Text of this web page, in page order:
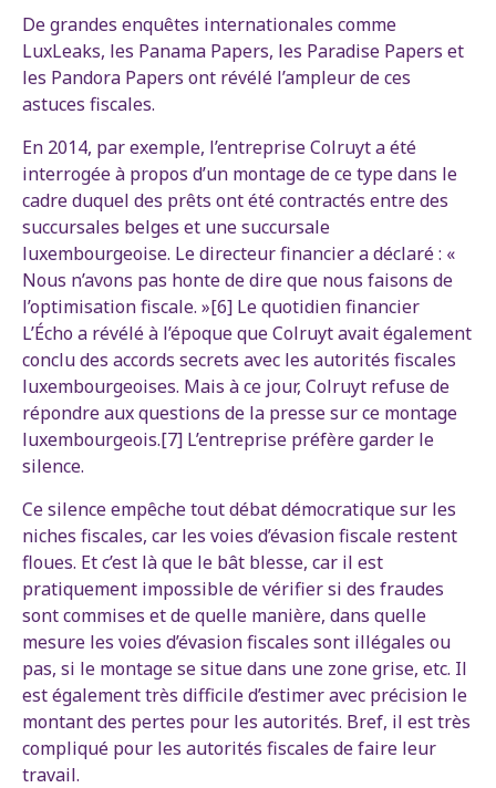
De grandes enquêtes internationales comme
LuxLeaks, les Panama Papers, les Paradise Papers et
les Pandora Papers ont révélé l’ampleur de ces
astuces fiscales.
En 2014, par exemple, l’entreprise Colruyt a été
interrogée à propos d’un montage de ce type dans le
cadre duquel des prêts ont été contractés entre des
succursales belges et une succursale
luxembourgeoise. Le directeur financier a déclaré : «
Nous n’avons pas honte de dire que nous faisons de
l’optimisation fiscale. »[6] Le quotidien financier
L’Écho a révélé à l’époque que Colruyt avait également
conclu des accords secrets avec les autorités fiscales
luxembourgeoises. Mais à ce jour, Colruyt refuse de
répondre aux questions de la presse sur ce montage
luxembourgeois.[7] L’entreprise préfère garder le
silence.
Ce silence empêche tout débat démocratique sur les
niches fiscales, car les voies d’évasion fiscale restent
floues. Et c’est là que le bât blesse, car il est
pratiquement impossible de vérifier si des fraudes
sont commises et de quelle manière, dans quelle
mesure les voies d’évasion fiscales sont illégales ou
pas, si le montage se situe dans une zone grise, etc. Il
est également très difficile d’estimer avec précision le
montant des pertes pour les autorités. Bref, il est très
compliqué pour les autorités fiscales de faire leur
travail.